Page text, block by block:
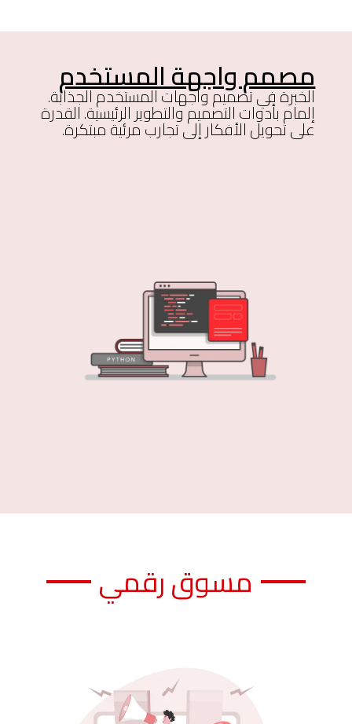
مصمم واجهة المستخدم
الخبرة في تصميم واجهات المستخدم الجذابة.
إلمام بأدوات التصميم والتطوير الرئيسية. القدرة
على تحويل الأفكار إلى تجارب مرئية مبتكرة.
مسوق رقمي